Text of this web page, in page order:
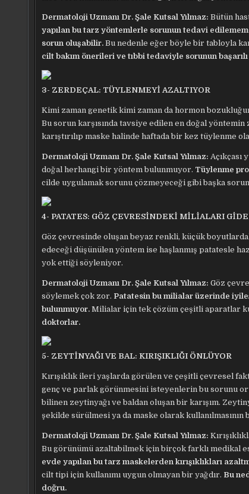
Dermatoloji Uzmanı Dr. Şale Kutsal Yılmaz: Bütün
yapılan bu tarz yöntemlerle sorunun tedavi
sorun oluşabilir. Bu nedenle eğer böyle bir tabloyla
cilt bakım önerileri ve tıbbi tedaviyle sorunun
3- ZERDEÇAL: TÜYLENMEYİ AZALTIYOR
Kimi zaman genetik kimi zaman da hormon
Bu sorun karşısında tavsiye edilen en doğal
karıştırılıp maske halinde haftada bir kez tüylenme
Dermatoloji Uzmanı Dr. Şale Kutsal Yılmaz:
doğal herhangi bir yöntem bulunmuyor. Tüylenme
cilde uygulamak sorunu çözmeyeceği gibi başka
4- PATATES: GÖZ ÇEVRESİNDEKİ MİLİALARI
Göz çevresinde oluşan beyaz renkli, küçük
edeceği düşünülen yöntem ise haşlanmış patatesle
yok ettiği söyleniyor.
Dermatoloji Uzmanı Dr. Şale Kutsal Yılmaz: Göz
söylemek çok zor. Patatesin bu milialar üzerinde
bulunmuyor. Milialar için tek çözüm çeşitli aparatlar
doktorlar.
5- ZEYTİNYAĞI VE BAL: KIRIŞIKLIĞI ÖNLÜYOR
Kırışıklık ileri yaşlarda görülen ve çeşitli çevresel
genç ve parlak görünmesini isteyenlerin bu sorunu
bilinen zeytinyağı ve baldan oluşan bir karışım.
şekilde sürülmesi ya da maske olarak
Dermatoloji Uzmanı Dr. Şale Kutsal Yılmaz:
Bu görünümü azaltabilmek için birçok farklı medikal
evde yapılan bu tarz maskelerden kırışıklıkları
cilt tipi için kullanımı uygun olmayan bir yağdır. Bu
doğru.